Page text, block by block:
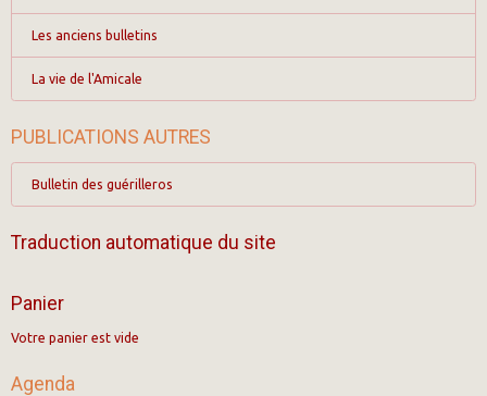
Les anciens bulletins
La vie de l'Amicale
PUBLICATIONS AUTRES
Bulletin des guérilleros
Traduction automatique du site
Panier
Votre panier est vide
Agenda